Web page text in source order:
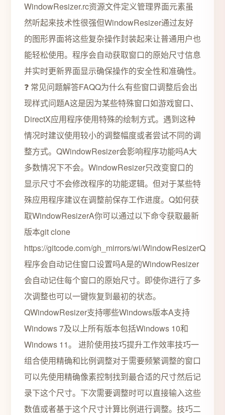
WindowResizer.rc资源文件定义管理界面元素虽
然听起来技术性很强但WindowResizer通过友好
的图形界面将这些复杂操作封装起来让普通用户也
能轻松使用。程序会自动获取窗口的原始尺寸信息
并实时更新界面显示确保操作的安全性和准确性。
❓ 常见问题解答FAQQ为什么有些窗口调整后会出
现样式问题A这是因为某些特殊窗口如游戏窗口、
DirectX应用程序使用特殊的绘制方式。遇到这种
情况时建议使用较小的调整幅度或者尝试不同的调
整方式。QWindowResizer会影响程序功能吗A大
多数情况下不会。WindowResizer只改变窗口的
显示尺寸不会修改程序的功能逻辑。但对于某些特
殊应用程序建议在调整前保存工作进度。Q如何获
取WindowResizerA你可以通过以下命令获取最新
版本git clone
https://gitcode.com/gh_mirrors/wi/WindowResizerQ
程序会自动记住窗口设置吗A是的WindowResizer
会自动记住每个窗口的原始尺寸。即使你进行了多
次调整也可以一键恢复到最初的状态。
QWindowResizer支持哪些Windows版本A支持
Windows 7及以上所有版本包括Windows 10和
Windows 11。 进阶使用技巧提升工作效率技巧一
组合使用精确和比例调整对于需要频繁调整的窗口
可以先使用精确像素控制找到最合适的尺寸然后记
录下这个尺寸。下次需要调整时可以直接输入这些
数值或者基于这个尺寸计算比例进行调整。技巧二